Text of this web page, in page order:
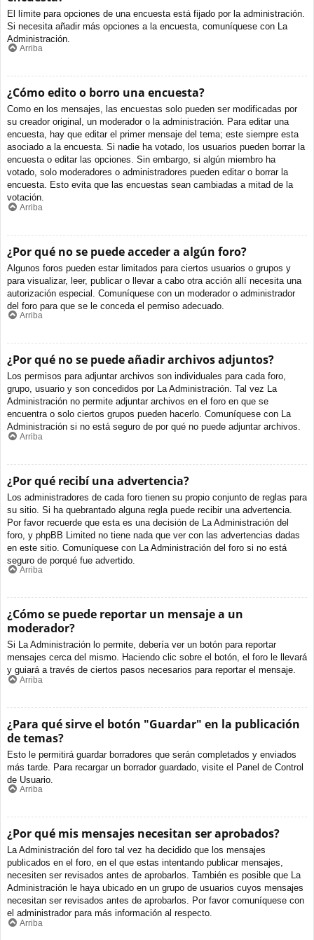
El límite para opciones de una encuesta está fijado por la administración.
Si necesita añadir más opciones a la encuesta, comuníquese con La
Administración.
Arriba
¿Cómo edito o borro una encuesta?
Como en los mensajes, las encuestas solo pueden ser modificadas por
su creador original, un moderador o la administración. Para editar una
encuesta, hay que editar el primer mensaje del tema; este siempre esta
asociado a la encuesta. Si nadie ha votado, los usuarios pueden borrar la
encuesta o editar las opciones. Sin embargo, si algún miembro ha
votado, solo moderadores o administradores pueden editar o borrar la
encuesta. Esto evita que las encuestas sean cambiadas a mitad de la
votación.
Arriba
¿Por qué no se puede acceder a algún foro?
Algunos foros pueden estar limitados para ciertos usuarios o grupos y
para visualizar, leer, publicar o llevar a cabo otra acción allí necesita una
autorización especial. Comuníquese con un moderador o administrador
del foro para que se le conceda el permiso adecuado.
Arriba
¿Por qué no se puede añadir archivos adjuntos?
Los permisos para adjuntar archivos son individuales para cada foro,
grupo, usuario y son concedidos por La Administración. Tal vez La
Administración no permite adjuntar archivos en el foro en que se
encuentra o solo ciertos grupos pueden hacerlo. Comuníquese con La
Administración si no está seguro de por qué no puede adjuntar archivos.
Arriba
¿Por qué recibí una advertencia?
Los administradores de cada foro tienen su propio conjunto de reglas para
su sitio. Si ha quebrantado alguna regla puede recibir una advertencia.
Por favor recuerde que esta es una decisión de La Administración del
foro, y phpBB Limited no tiene nada que ver con las advertencias dadas
en este sitio. Comuníquese con La Administración del foro si no está
seguro de porqué fue advertido.
Arriba
¿Cómo se puede reportar un mensaje a un
moderador?
Si La Administración lo permite, debería ver un botón para reportar
mensajes cerca del mismo. Haciendo clic sobre el botón, el foro le llevará
y guiará a través de ciertos pasos necesarios para reportar el mensaje.
Arriba
¿Para qué sirve el botón "Guardar" en la publicación
de temas?
Esto le permitirá guardar borradores que serán completados y enviados
más tarde. Para recargar un borrador guardado, visite el Panel de Control
de Usuario.
Arriba
¿Por qué mis mensajes necesitan ser aprobados?
La Administración del foro tal vez ha decidido que los mensajes
publicados en el foro, en el que estas intentando publicar mensajes,
necesiten ser revisados antes de aprobarlos. También es posible que La
Administración le haya ubicado en un grupo de usuarios cuyos mensajes
necesitan ser revisados antes de aprobarlos. Por favor comuníquese con
el administrador para más información al respecto.
Arriba